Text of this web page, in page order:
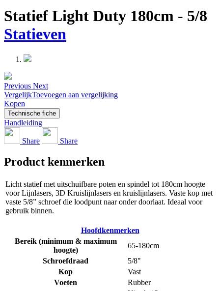
Statief Light Duty 180cm - 5/8
Statieven
Previous Next
VergelijkToevoegen aan vergelijking
Kopen
Technische fiche
Handleiding
Share Share
Product kenmerken
Licht statief met uitschuifbare poten en spindel tot 180cm hoogte
voor Lijnlasers, 3D Kruislijnlasers en kruislijnlasers. Vaste kop met
vaste 5/8” schroef die loodpunt naar onder doorlaat. Ideaal voor
gebruik binnen.
Hoofdkenmerken
Bereik (minimum & maximum
hoogte)
65-180cm
Schroefdraad
5/8"
Kop
Vast
Voeten
Rubber